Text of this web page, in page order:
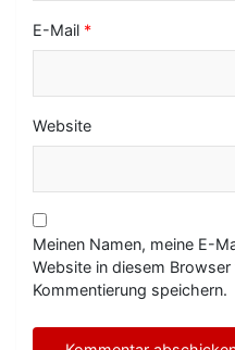
E-Mail *
Website
Meinen Namen, meine E-
Website in diesem
Kommentierung speichern.